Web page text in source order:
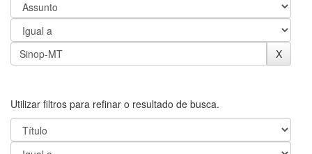
Utilizar filtros para refinar o resultado de busca.